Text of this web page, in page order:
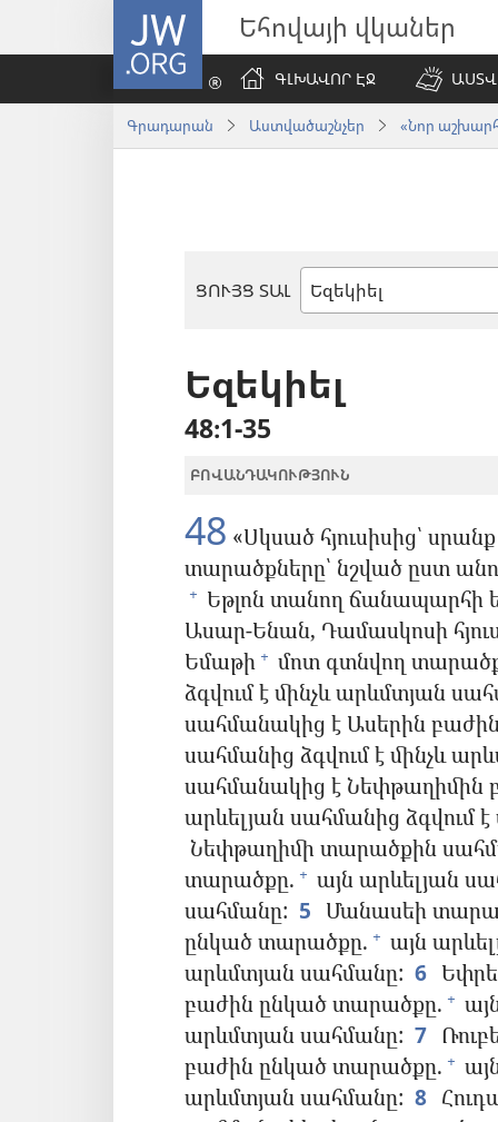
JW.ORG Եհովայի վկաներ
ԳԼԽԱՎՈՐ ԷՋ
Գրադարան Աստվածաշնչեր «Նոր
ՑՈՒՅՑ ՏԱԼ
Աստվածաշնչյան
Եզեկիել
48։1-35
ԲՈՎԱՆԴԱԿՈՒԹՅՈՒՆ
48 «Սկսած հյուսիսից՝
տարածքները՝ նշված ըստ
+ Եթլոն տանող ճանապարհի
Ասար-Ենան, Դամասկոսի
Եմաթի + մոտ գտնվող
ձգվում է մինչև արևմտյան
սահմանակից է Ասերին
սահմանից ձգվում է մինչև
սահմանակից է Նեփթաղիմին
արևելյան սահմանից ձգվում
Նեփթաղիմի տարածքին
տարածքը. + այն արևելյան
սահմանը: 5 Մանասեի
ընկած տարածքը. + այն
արևմտյան սահմանը: 6
բաժին ընկած տարածքը. +
արևմտյան սահմանը: 7
բաժին ընկած տարածքը. +
արևմտյան սահմանը: 8